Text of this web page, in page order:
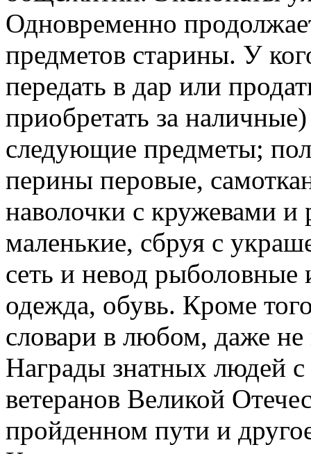
Одновременно
предметов старины. У
передать в дар или
приобретать за
следующие предметы;
перины перовые,
наволочки с кружевами
маленькие, сбруя с
сеть и невод
одежда, обувь. Кроме
словари в любом, даже
Награды знатных людей
ветеранов Великой
пройденном пути и